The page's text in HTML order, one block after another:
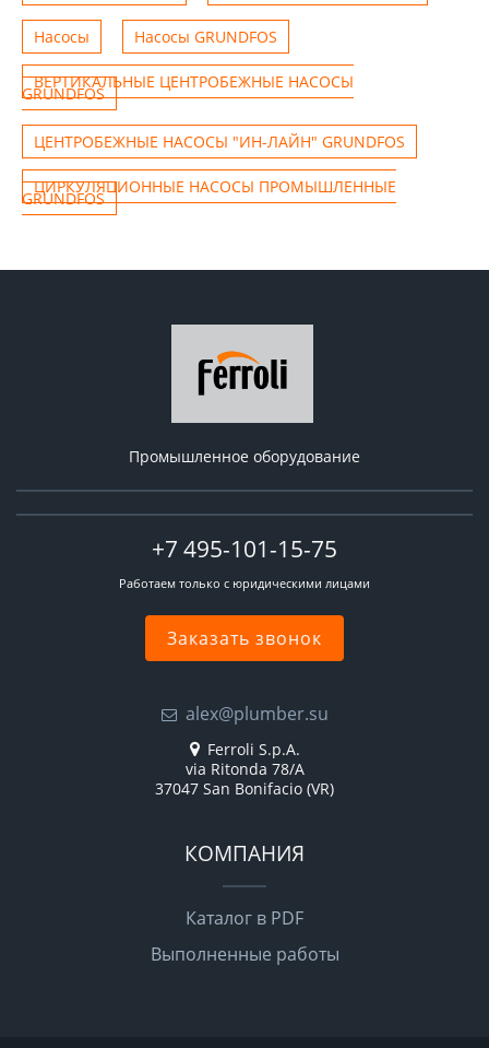
Насосы Насосы GRUNDFOS
ВЕРТИКАЛЬНЫЕ ЦЕНТРОБЕЖНЫЕ НАСОСЫ
GRUNDFOS
ЦЕНТРОБЕЖНЫЕ НАСОСЫ "ИН-ЛАЙН" GRUNDFOS
ЦИРКУЛЯЦИОННЫЕ НАСОСЫ ПРОМЫШЛЕННЫЕ
GRUNDFOS
Промышленное оборудование
+7 495-101-15-75
Работаем только с юридическими лицами
Заказать звонок
alex@plumber.su
Ferroli S.p.A.
via Ritonda 78/A
37047 San Bonifacio (VR)
КОМПАНИЯ
Каталог в PDF
Выполненные работы